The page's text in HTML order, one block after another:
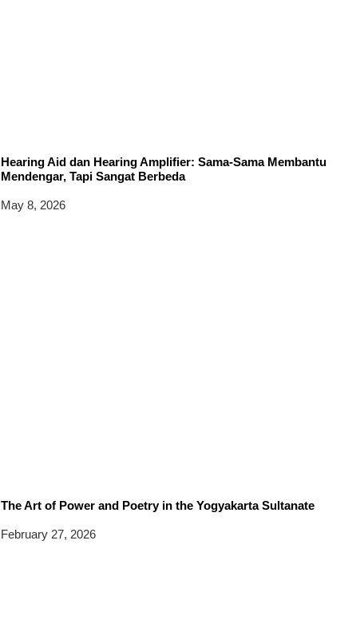
Hearing Aid dan Hearing Amplifier: Sama-Sama Membantu
Mendengar, Tapi Sangat Berbeda
May 8, 2026
The Art of Power and Poetry in the Yogyakarta Sultanate
February 27, 2026